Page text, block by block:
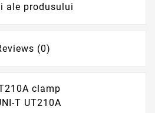
ale produsului
(0)
clamp
T UT210A